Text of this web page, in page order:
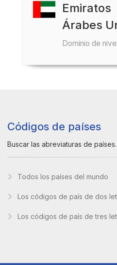
Emiratos
Árabes
Dominio de
Códigos de países
Buscar las abreviaturas de países.
Todos los países del mundo
Los códigos de país de dos
Los códigos de país de tres